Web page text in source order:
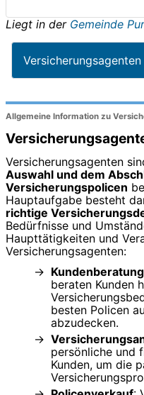
Liegt in der Gemeinde
Versicherungsagenten
Allgemeine Information zu
Versicherungsagenten
Auswahl und dem
Versicherungspolicen
Hauptaufgabe besteht
richtige
Bedürfnisse und
Haupttätigkeiten und
Versicherungsagenten:
Kundenberatung
beraten Kunden
besten Policen
abzudecken.
persönliche und
Kunden, um die